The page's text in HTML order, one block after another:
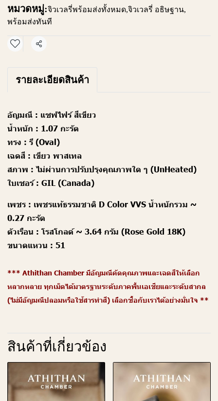
หมวดหมู่:จิวเวลรี่พร้อมส่งทั้งหมด,จิวเวลรี่ อธิษฐาน,
พร้อมส่งทันที
แชร์
รายละเอียดสินค้า
อัญมณี : แซฟไฟร์ สีเขียว
น้ำหนัก : 1.07 กะรัต
ทรง : รี (Oval)
เฉดสี : เขียว พาสเทล
สภาพ : ไม่ผ่านการปรับปรุงคุณภาพใด ๆ (UnHeated)
ใบเซอร์ : GIL (Canada)
เพชร : เพชรแท้ธรรมชาติ D Color VVS น้ำหนักรวม ~
0.27 กะรัต
ตัวเรือน : โรสโกลด์ ~ 3.64 กรัม (Rose Gold 18K)
ขนาดแหวน : 51
*** Athithan Chamber มีอัญมณีคัดคุณภาพและเฉดสีให้เลือก
หลากหลาย ทุกเม็ดได้มาตรฐานระดับภาคพื้นเอเชียและระดับสากล
(ไม่มีอัญมณีปลอมหรือใช้สารทำสี) เลือกซื้อกับเราได้อย่างมั่นใจ **
สินค้าที่เกี่ยวข้อง